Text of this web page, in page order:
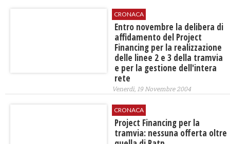
CRONACA
Entro novembre la delibera di
affidamento del Project
Financing per la realizzazione
delle linee 2 e 3 della tramvia
e per la gestione dell'intera
rete
Venerdì, 19 Novembre 2004
CRONACA
Project Financing per la
tramvia: nessuna offerta oltre